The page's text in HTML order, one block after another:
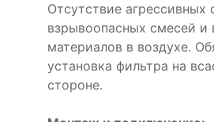
Отсутствие агрессивных
взрывоопасных смесей и
материалов в воздухе.
установка фильтра на
стороне.